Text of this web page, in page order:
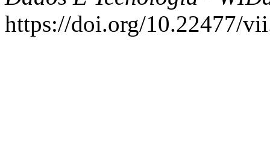
https://doi.org/10.22477/